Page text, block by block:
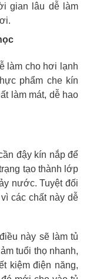
gian lâu dễ làm
làm cho hơi lạnh
phẩm che kín
làm mát, dễ hao
đậy kín nắp để
tạo thành lớp
nước. Tuyệt đối
các chất này dễ
này sẽ làm tủ
tuổi thọ nhanh,
kiệm điện năng,